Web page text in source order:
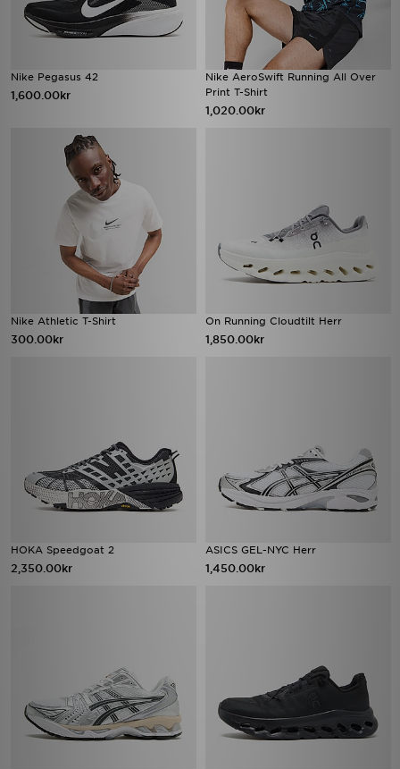
Nike Pegasus 42
1,600.00kr
Nike AeroSwift Running All Over
Print T-Shirt
1,020.00kr
Nike Athletic T-Shirt
300.00kr
On Running Cloudtilt Herr
1,850.00kr
HOKA Speedgoat 2
2,350.00kr
ASICS GEL-NYC Herr
1,450.00kr